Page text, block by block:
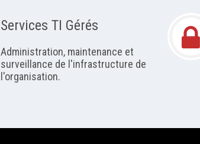
Services TI Gérés
Administration, maintenance et
surveillance de l'infrastructure de
l'organisation.